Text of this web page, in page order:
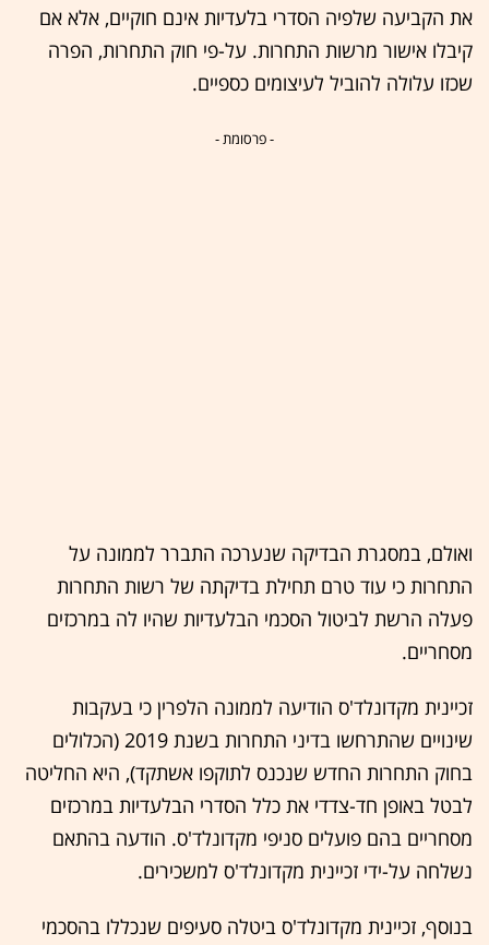
את הקביעה שלפיה הסדרי בלעדיות אינם חוקיים, אלא אם
קיבלו אישור מרשות התחרות. על-פי חוק התחרות, הפרה
שכזו עלולה להוביל לעיצומים כספיים.
- פרסומת -
ואולם, במסגרת הבדיקה שנערכה התברר לממונה על
התחרות כי עוד טרם תחילת בדיקתה של רשות התחרות
פעלה הרשת לביטול הסכמי הבלעדיות שהיו לה במרכזים
מסחריים.
זכיינית מקדונלד'ס הודיעה לממונה הלפרין כי בעקבות
שינויים שהתרחשו בדיני התחרות בשנת 2019 (הכלולים
בחוק התחרות החדש שנכנס לתוקפו אשתקד), היא החליטה
לבטל באופן חד-צדדי את כלל הסדרי הבלעדיות במרכזים
מסחריים בהם פועלים סניפי מקדונלד'ס. הודעה בהתאם
נשלחה על-ידי זכיינית מקדונלד'ס למשכירים.
בנוסף, זכיינית מקדונלד'ס ביטלה סעיפים שנכללו בהסכמי